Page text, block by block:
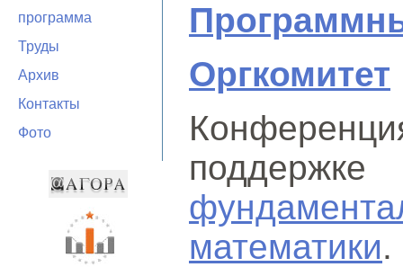
программа
Труды
Архив
Контакты
Фото
Оргкомитет
математики.